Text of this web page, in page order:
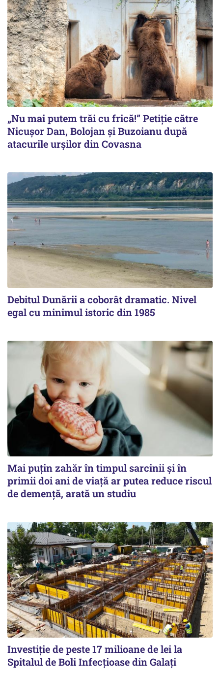
„Nu mai putem trăi cu frică!” Petiție către
Nicușor Dan, Bolojan și Buzoianu după
atacurile urșilor din Covasna
Debitul Dunării a coborât dramatic. Nivel
egal cu minimul istoric din 1985
Mai puțin zahăr în timpul sarcinii și în
primii doi ani de viață ar putea reduce riscul
de demență, arată un studiu
Investiție de peste 17 milioane de lei la
Spitalul de Boli Infecțioase din Galați